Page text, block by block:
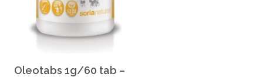
Oleotabs 1g/60 tab –